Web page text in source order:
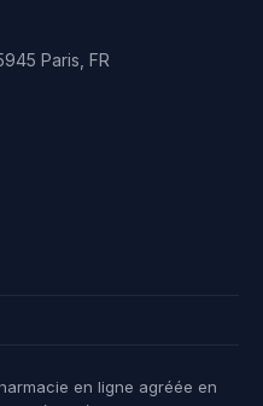
Paris FR
en ligne agréée en